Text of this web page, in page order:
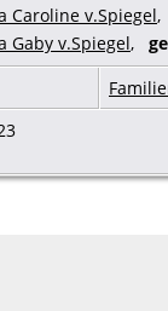
Caroline v.Spiegel,
Gaby v.Spiegel,